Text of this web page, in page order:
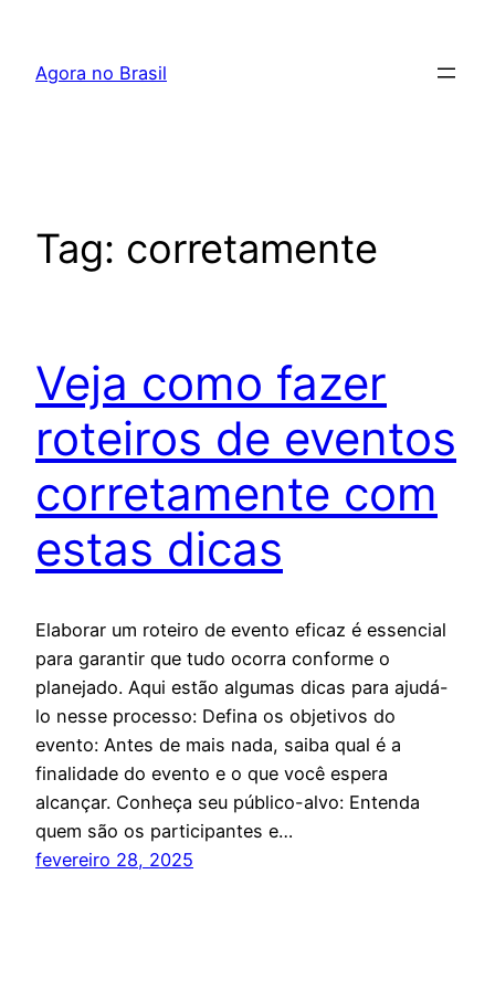
Agora no Brasil
Tag: corretamente
Veja como fazer
roteiros de eventos
corretamente com
estas dicas
Elaborar um roteiro de evento eficaz é essencial
para garantir que tudo ocorra conforme o
planejado. Aqui estão algumas dicas para ajudá-
lo nesse processo: Defina os objetivos do
evento: Antes de mais nada, saiba qual é a
finalidade do evento e o que você espera
alcançar. Conheça seu público-alvo: Entenda
quem são os participantes e…
fevereiro 28, 2025